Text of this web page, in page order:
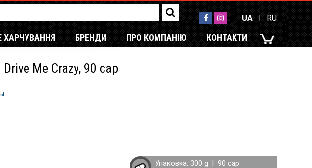
UA|RU
ХАРЧУВАННЯ БРЕНДИ ПРО КОМПАНІЮ КОНТАКТИ
Drive Me Crazy, 90 cap
Упаковка: 300 g | 90 cap